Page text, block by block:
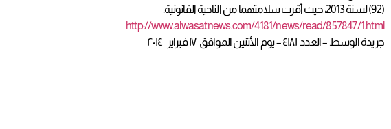
(92) لسنة 2013، حيث أقرت سلامتهما من الناحية القانونية.
http://www.alwasatnews.com/4181/news/read/857847/1.html
جريدة الوسط – العدد ٤١٨١ – يوم الأثنين الموافق ١٧ فبراير ٢٠١٤